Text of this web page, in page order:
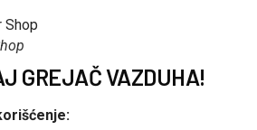
GREJAČ VAZDUHA!